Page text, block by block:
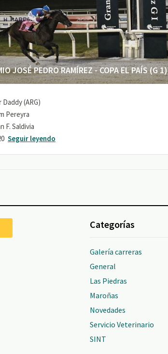
JOSÉ PEDRO RAMÍREZ - COPA EL PAÍS (G 1)
Daddy (ARG)
Pereyra
F. Saldivia
Seguir leyendo
Categorías
Galería carreras
General
Las Piedras
Maroñas
Novedades
Servicio Veterinario
SINT